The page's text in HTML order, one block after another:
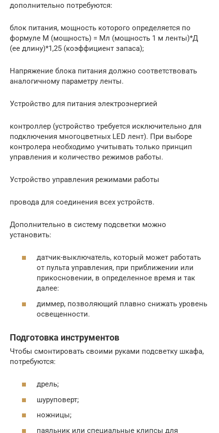
дополнительно потребуются:
блок питания, мощность которого определяется по
формуле М (мощность) = Мл (мощность 1 м ленты)*Д
(ее длину)*1,25 (коэффициент запаса);
Напряжение блока питания должно соответствовать
аналогичному параметру ленты.
Устройство для питания электроэнергией
контроллер (устройство требуется исключительно для
подключения многоцветных LED лент). При выборе
контролера необходимо учитывать только принцип
управления и количество режимов работы.
Устройство управления режимами работы
провода для соединения всех устройств.
Дополнительно в систему подсветки можно
установить:
датчик-выключатель, который может работать
от пульта управления, при приближении или
прикосновении, в определенное время и так
далее:
диммер, позволяющий плавно снижать уровень
освещенности.
Подготовка инструментов
Чтобы смонтировать своими руками подсветку шкафа,
потребуются:
дрель;
шуруповерт;
ножницы;
паяльник или специальные клипсы для